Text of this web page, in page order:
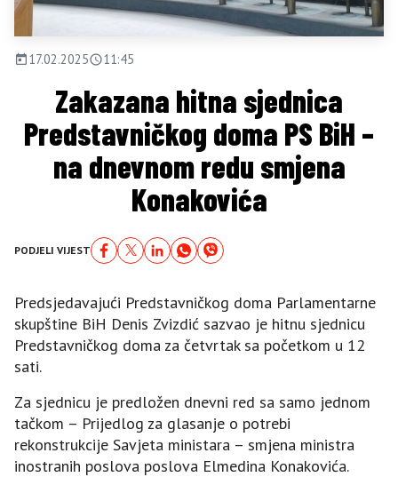
17.02.2025 11:45
Zakazana hitna sjednica
Predstavničkog doma PS BiH –
na dnevnom redu smjena
Konakovića
PODJELI VIJEST
Predsjedavajući Predstavničkog doma Parlamentarne
skupštine BiH Denis Zvizdić sazvao je hitnu sjednicu
Predstavničkog doma za četvrtak sa početkom u 12
sati.
Za sjednicu je predložen dnevni red sa samo jednom
tačkom – Prijedlog za glasanje o potrebi
rekonstrukcije Savjeta ministara – smjena ministra
inostranih poslova poslova Elmedina Konakovića.